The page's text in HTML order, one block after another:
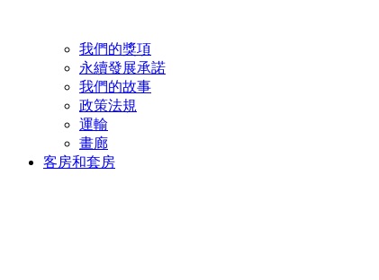
我們的獎項
永續發展承諾
我們的故事
政策法規
運輸
畫廊
客房和套房